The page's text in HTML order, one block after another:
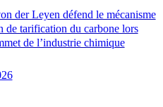
der Leyen défend le mécanisme
de tarification du carbone lors
de l’industrie chimique